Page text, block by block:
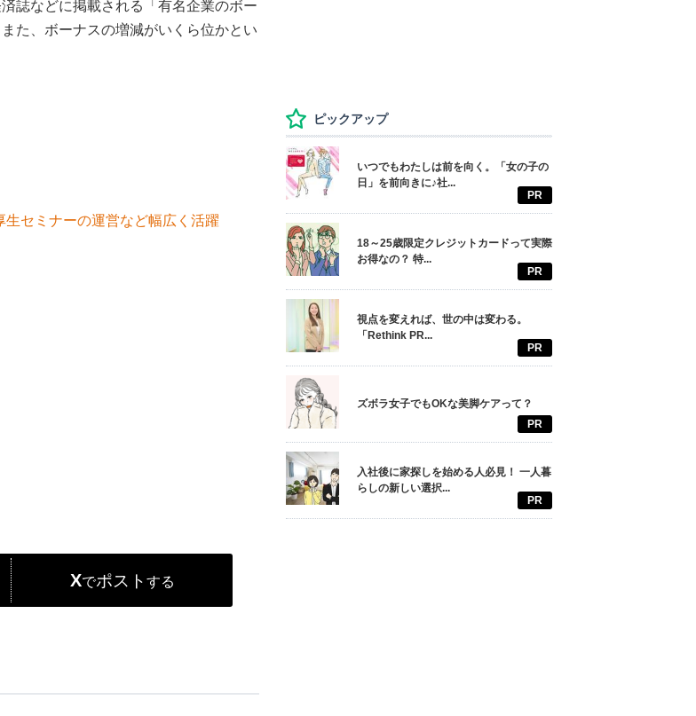
誌などに掲載される「有名企業のボー
た、ボーナスの増減がいくら位かとい
セミナーの運営など幅広く活躍
Xでポスト する
ピックアップ
いつでもわたしは前を向く。「女の子の
日」を前向きに♪社...
PR
18～25歳限定クレジットカードって実際
お得なの？ 特...
PR
視点を変えれば、世の中は変わる。
「Rethink PR...
PR
ズボラ女子でもOKな美脚ケアって？
PR
入社後に家探しを始める人必見！ 一人暮
らしの新しい選択...
PR